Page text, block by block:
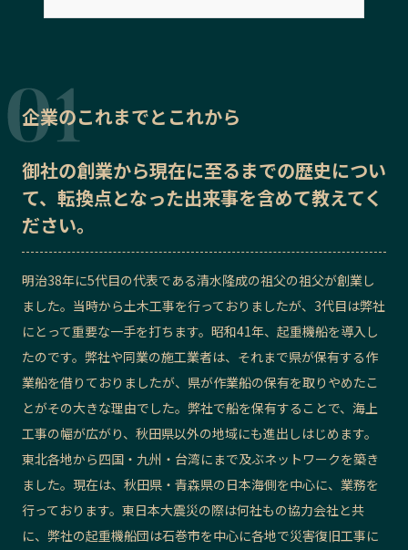
地域豆知識
Sporkle
「人」から探す
記事ライター
お問い合わせ 会社概要
企業のこれまでとこれから
御社の創業から現在に至るまでの歴史につい
て、転換点となった出来事を含めて教えてく
ださい。
明治38年に5代目の代表である清水隆成の祖父の祖父が創業し
ました。当時から土木工事を行っておりましたが、3代目は弊社
にとって重要な一手を打ちます。昭和41年、起重機船を導入し
たのです。弊社や同業の施工業者は、それまで県が保有する作
業船を借りておりましたが、県が作業船の保有を取りやめたこ
とがその大きな理由でした。弊社で船を保有することで、海上
工事の幅が広がり、秋田県以外の地域にも進出しはじめます。
東北各地から四国・九州・台湾にまで及ぶネットワークを築き
ました。現在は、秋田県・青森県の日本海側を中心に、業務を
行っております。東日本大震災の際は何社もの協力会社と共
に、弊社の起重機船団は石巻市を中心に各地で災害復旧工事に